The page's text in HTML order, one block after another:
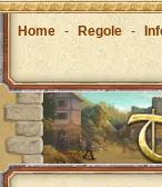
Home - Regole -